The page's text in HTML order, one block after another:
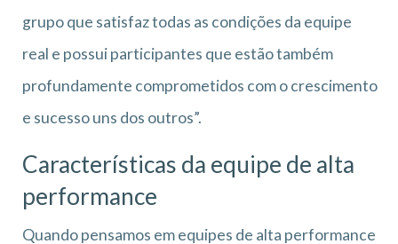
grupo que satisfaz todas as condições da equipe
real e possui participantes que estão também
profundamente comprometidos com o crescimento
e sucesso uns dos outros”.
Características da equipe de alta
performance
Quando pensamos em equipes de alta performance